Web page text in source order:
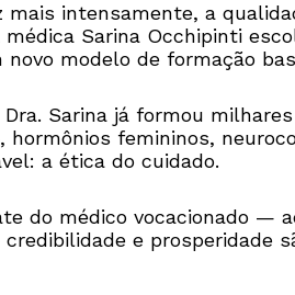
mais intensamente, a
Sarina Occhipinti
modelo de formação
Dra. Sarina já formou
hormônios femininos,
a ética do cuidado.
do médico vocacionado —
e prosperidade